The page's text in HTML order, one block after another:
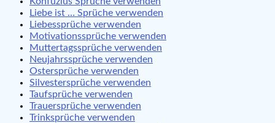
Liebe ist … Sprüche verwenden
Liebessprüche verwenden
Motivationssprüche verwenden
Muttertagssprüche verwenden
Neujahrssprüche verwenden
Ostersprüche verwenden
Silvestersprüche verwenden
Taufsprüche verwenden
Trauersprüche verwenden
Trinksprüche verwenden